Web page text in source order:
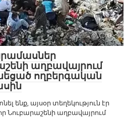
0
աղբավայրում
ողբերգական
ենք, այսօր տեղեկություն էր
Նուբարաշենի աղբավայրում